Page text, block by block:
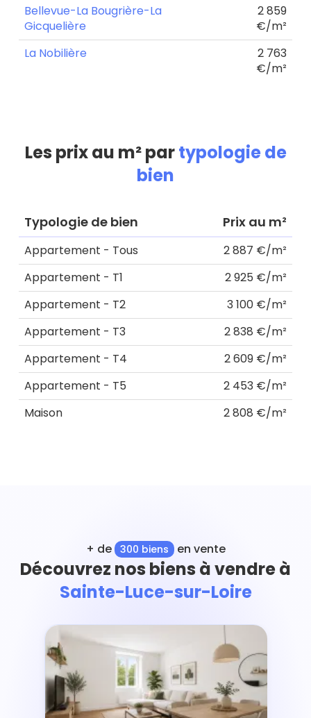
Bellevue-La Bougrière-La
Gicquelière
2 859
€/m²
La Nobilière
2 763
€/m²
Les prix au m² partypologie de
bien
Typologie de bien Prix au m²
Appartement - Tous
2 887 €/m²
Appartement - T1
2 925 €/m²
Appartement - T2
3 100 €/m²
Appartement - T3
2 838 €/m²
Appartement - T4
2 609 €/m²
Appartement - T5
2 453 €/m²
Maison
2 808 €/m²
+ de 300 biens en vente
Découvrez nos biens à vendre à
Sainte-Luce-sur-Loire